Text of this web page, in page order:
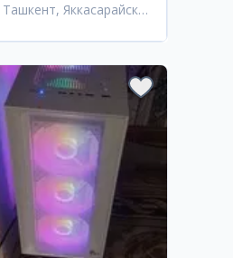
Ташкент, Яккасарайский